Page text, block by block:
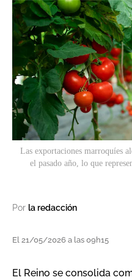
Las exportaciones marroquíes
el pasado año, lo que
Por la redacción
El 21/05/2026 a las 09h15
El Reino se consolida